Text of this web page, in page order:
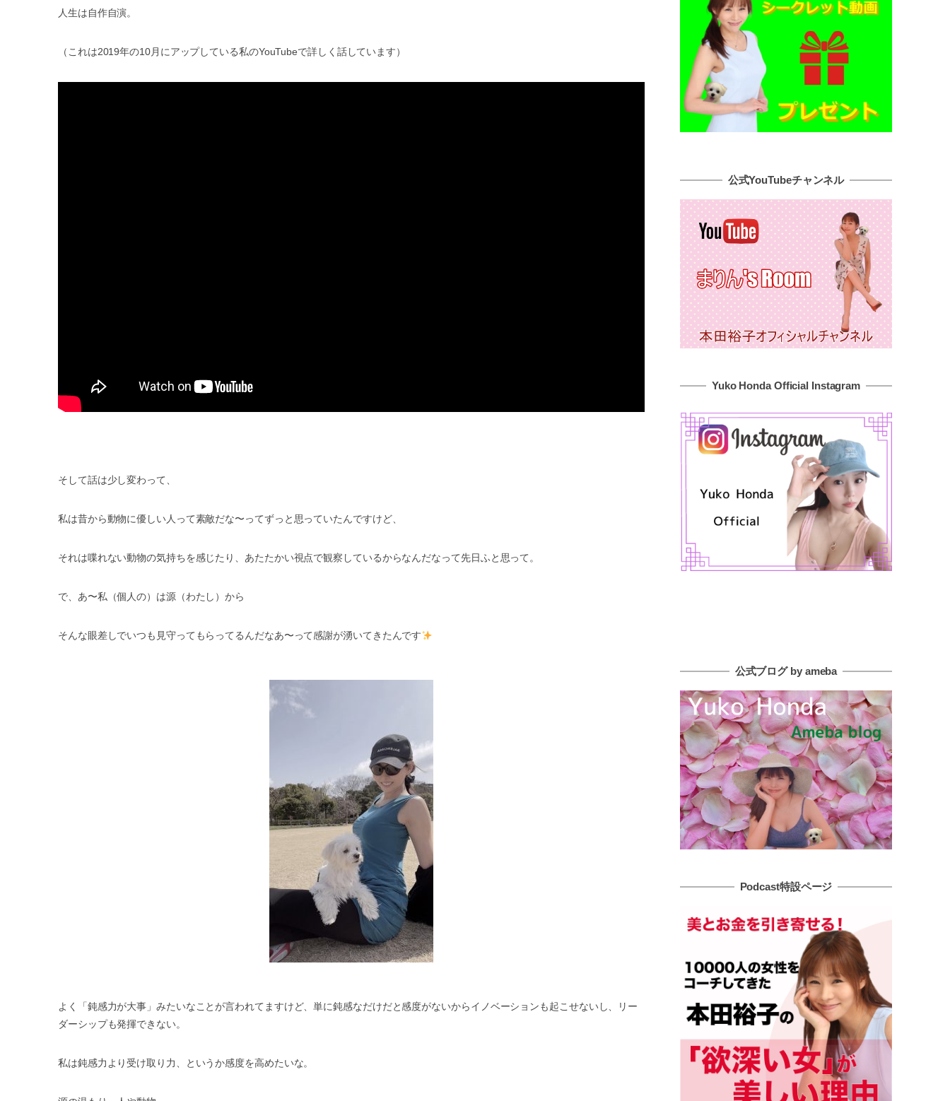
人生は自作自演。
（これは2019年の10月にアップしている私のYouTubeで詳しく話しています）
そして話は少し変わって、
私は昔から動物に優しい人って素敵だな〜ってずっと思っていたんですけど、
それは喋れない動物の気持ちを感じたり、あたたかい視点で観察しているからなんだなって先日ふと思って。
で、あ〜私（個人の）は源（わたし）から
そんな眼差しでいつも見守ってもらってるんだなあ〜って感謝が湧いてきたんです
よく「鈍感力が大事」みたいなことが言われてますけど、単に鈍感なだけだと感度がないからイノベーションも起こせないし、リー
ダーシップも発揮できない。
私は鈍感力より受け取り力、というか感度を高めたいな。
公式YouTubeチャンネル
Yuko Honda Official Instagram
公式ブログ by ameba
Podcast特設ページ